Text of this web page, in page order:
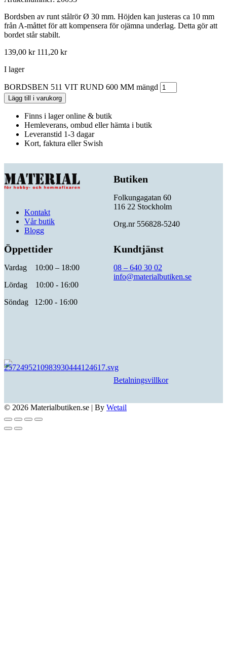
Bordsben av runt stålrör Ø 30 mm. Höjden kan justeras ca 10 mm
från A-måttet för att kompensera för ojämna underlag. Detta gör att
bordet står stabilt.
139,00 kr 111,20 kr
I lager
BORDSBEN 511 VIT RUND 600 MM mängd
Lägg till i varukorg
Finns i lager online & butik
Hemleverans, ombud eller hämta i butik
Leveranstid 1-3 dagar
Kort, faktura eller Swish
Kontakt
Vår butik
Blogg
Butiken
Folkungagatan 60
116 22 Stockholm
Org.nr 556828-5240
Öppettider
Vardag 10:00 – 18:00
Lördag 10:00 - 16:00
Söndag 12:00 - 16:00
Kundtjänst
08 – 640 30 02
info@materialbutiken.se
Betalningsvillkor
© 2026 Materialbutiken.se | By Wetail